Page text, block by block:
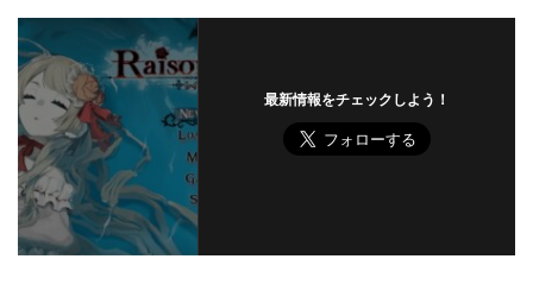
最新情報をチェックしよう！